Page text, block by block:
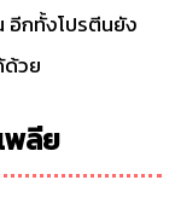
อีกทั้งโปรตีนยัง
ด้วย
พลีย